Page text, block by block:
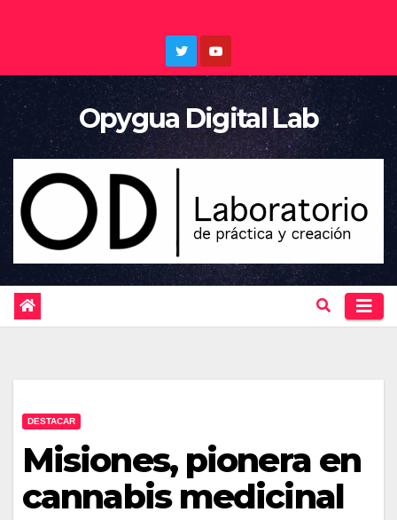
Opygua Digital Lab
DESTACAR
Misiones, pionera en
cannabis medicinal